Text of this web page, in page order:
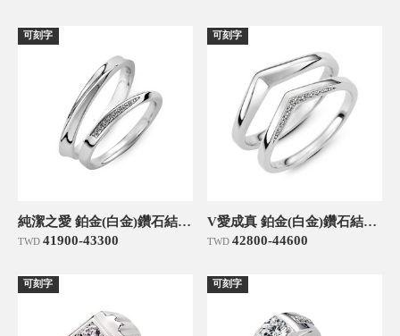
可刻字
純潔之愛 鉑金(白金)鑽石結婚對戒
TWD 41900-43300
可刻字
V愛成真 鉑金(白金)鑽石結婚對戒
TWD 42800-44600
可刻字 可刻字